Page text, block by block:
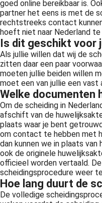
goed online bereikbaar is.
partner het eens is met de
rechtstreeks contact
hoeft niet naar Nederland
Is dit geschikt voor
Als jullie willen dat wij de
zitten daar een paar
moeten jullie beiden willen
moet een van jullie een vast
Welke documenten
Om de scheiding in
afschift van de
plaats waar je bent
om contact te hebben met
dan kunnen we in plaats
ook de originele
officieel worden vertaald.
scheidingsprocedure weer
Hoe lang duurt de
De volledige